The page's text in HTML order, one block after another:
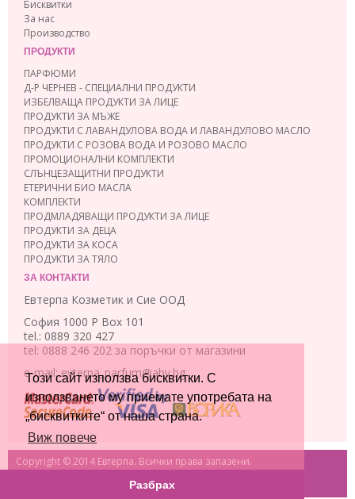
Този сайт използва бисквитки. С
използването му приемате употребата на
„бисквитките“ от наша страна.
Виж повече
Разбрах
Бисквитки
За нас
Производство
ПРОДУКТИ
ПАРФЮМИ
Д-Р ЧЕРНЕВ - СПЕЦИАЛНИ ПРОДУКТИ
ИЗБЕЛВАЩА ПРОДУКТИ ЗА ЛИЦЕ
ПРОДУКТИ ЗА МЪЖЕ
ПРОДУКТИ С ЛАВАНДУЛОВА ВОДА И ЛАВАНДУЛОВО МАСЛО
ПРОДУКТИ С РОЗОВА ВОДА И РОЗОВО МАСЛО
ПРОМОЦИОНАЛНИ КОМПЛЕКТИ
СЛЪНЦЕЗАЩИТНИ ПРОДУКТИ
ЕТЕРИЧНИ БИО МАСЛА
КОМПЛЕКТИ
ПРОДМЛАДЯВАЩИ ПРОДУКТИ ЗА ЛИЦЕ
ПРОДУКТИ ЗА ДЕЦА
ПРОДУКТИ ЗА КОСА
ПРОДУКТИ ЗА ТЯЛО
ЗА КОНТАКТИ
Евтерпа Козметик и Сие ООД
София 1000 P Box 101
tel.: 0889 320 427
tel: 0888 246 202 за поръчки от магазини
e-mail: evterpa_parfum@abv.bg
Copyright © 2014 Евтерпа. Всички права запазени.
от Slavov Studio.